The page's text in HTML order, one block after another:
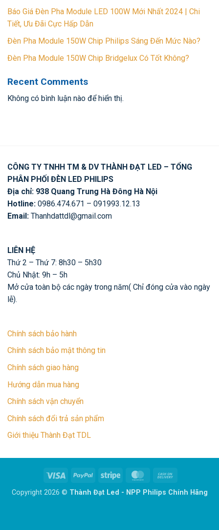
Báo Giá Đèn Pha Module LED 100W Mới Nhất 2024 | Chi
Tiết, Ưu Đãi Cực Hấp Dẫn
Đèn Pha Module 150W Chip Philips Sáng Đến Mức Nào?
Đèn Pha Module 150W Chip Bridgelux Có Tốt Không?
Recent Comments
Không có bình luận nào để hiển thị.
CÔNG TY TNHH TM & DV THÀNH ĐẠT LED – TỔNG
PHÂN PHỐI ĐÈN LED PHILIPS
Địa chỉ: 938 Quang Trung Hà Đông Hà Nội
Hotline: 0986.474.671 – 091993.12.13
Email: Thanhdattdl@gmail.com
LIÊN HỆ
Thứ 2 – Thứ 7: 8h30 – 5h30
Chủ Nhật: 9h – 5h
Mở cửa toàn bộ các ngày trong năm( Chỉ đóng cửa vào ngày
lễ).
Chính sách bảo hành
Chính sách bảo mật thông tin
Chính sách giao hàng
Hướng dẫn mua hàng
Chính sách vận chuyển
Chính sách đổi trả sản phẩm
Giới thiệu Thành Đạt TDL
Visa PayPal Stripe MasterCard
Delivery
Copyright 2026 © Thành Đạt Led - NPP Philips Chính Hãng